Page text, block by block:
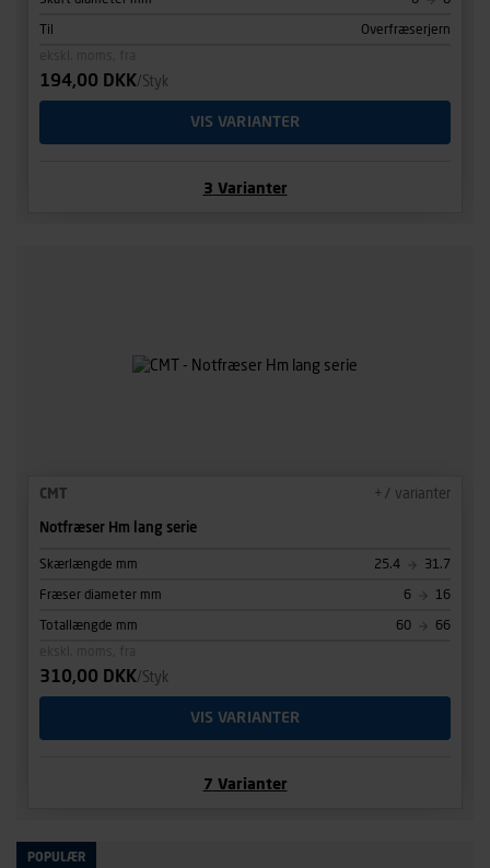
Til
Overfræserjern
194,00 DKK/Styk
VIS VARIANTER
3 Varianter
CMT + 7 varianter
Notfræser Hm lang serie
Skærlængde mm 25.4 31.7
Fræser diameter mm 6 16
Totallængde mm 60
66
310,00 DKK/Styk
VIS VARIANTER
7 Varianter
POPULÆR